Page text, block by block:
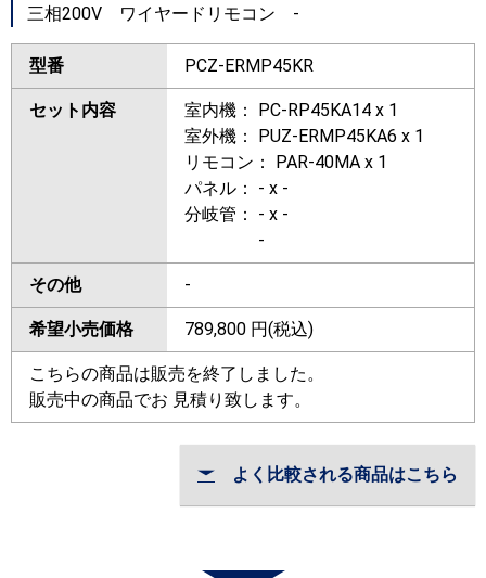
三相200V ワイヤードリモコン -
型番 PCZ-ERMP45KR
セット内容
室内機： PC-RP45KA14 x 1
室外機： PUZ-ERMP45KA6 x 1
リモコン： PAR-40MA x 1
パネル： - x -
分岐管： - x -
-
その他 -
希望小売価格 789,800 円(税込)
こちらの商品は販売を終了しました。
販売中の商品でお 見積り致します。
よく比較される商品はこちら